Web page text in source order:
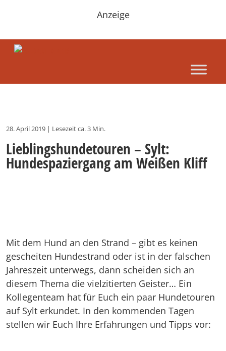
Anzeige
28. April 2019 | Lesezeit ca. 3 Min.
Lieblingshundetouren – Sylt:
Hundespaziergang am Weißen Kliff
Mit dem Hund an den Strand – gibt es keinen
gescheiten Hundestrand oder ist in der falschen
Jahreszeit unterwegs, dann scheiden sich an
diesem Thema die vielzitierten Geister… Ein
Kollegenteam hat für Euch ein paar Hundetouren
auf Sylt erkundet. In den kommenden Tagen
stellen wir Euch Ihre Erfahrungen und Tipps vor: